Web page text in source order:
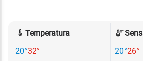
Temperatura
20°32°
20°26°